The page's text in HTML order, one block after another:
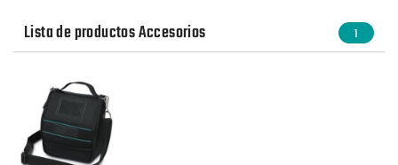
Lista de productos Accesorios 1